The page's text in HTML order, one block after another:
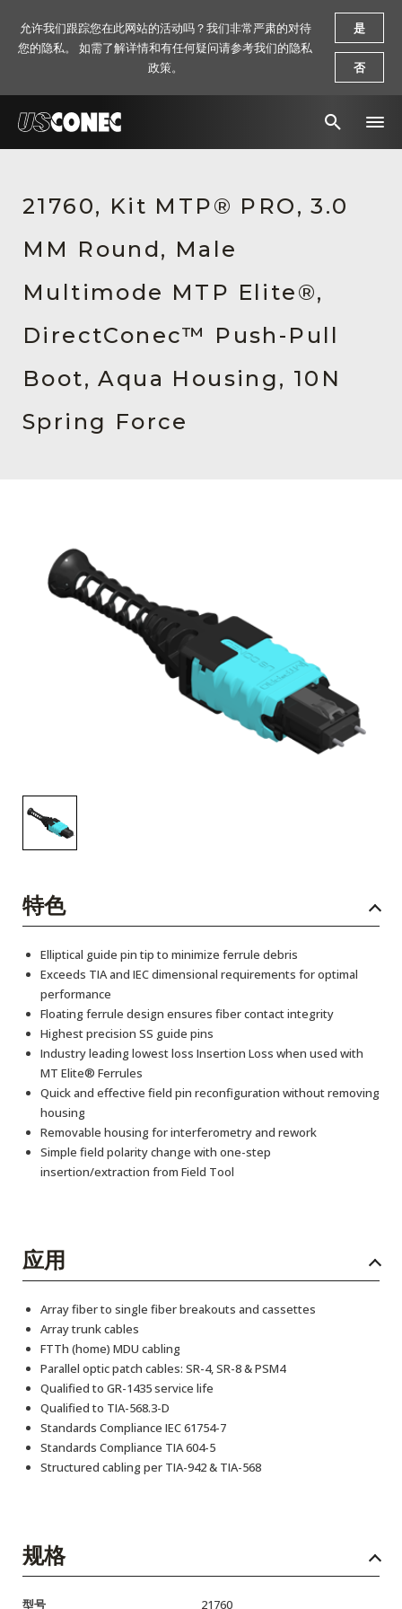
解决方案
产品
资源
关于我们
新闻稿
活动信息
21760, Kit MTP® PRO, 3.0
MM Round, Male
Multimode MTP Elite®,
DirectConec™ Push-Pull
Boot, Aqua Housing, 10N
Spring Force
特色
Elliptical guide pin tip to minimize ferrule debris
Exceeds TIA and IEC dimensional requirements for optimal
performance
Floating ferrule design ensures fiber contact integrity
Highest precision SS guide pins
Industry leading lowest loss Insertion Loss when used with
MT Elite® Ferrules
Quick and effective field pin reconfiguration without removing
housing
Removable housing for interferometry and rework
Simple field polarity change with one-step
insertion/extraction from Field Tool
应用
Array fiber to single fiber breakouts and cassettes
Array trunk cables
FTTh (home) MDU cabling
Parallel optic patch cables: SR-4, SR-8 & PSM4
Qualified to GR-1435 service life
Qualified to TIA-568.3-D
Standards Compliance IEC 61754-7
Standards Compliance TIA 604-5
Structured cabling per TIA-942 & TIA-568
规格
型号 21760
允许我们跟踪您在此网站的活动吗？我们非常严肃的对待
您的隐私。 如需了解详情和有任何疑问请参考我们的隐私
政策。
是
否